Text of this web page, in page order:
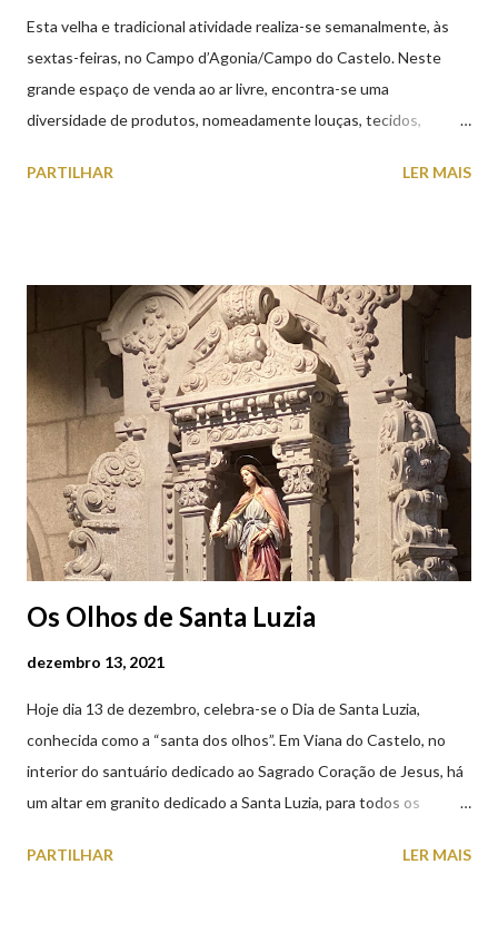
Esta velha e tradicional atividade realiza-se semanalmente, às
sextas-feiras, no Campo d’Agonia/Campo do Castelo. Neste
grande espaço de venda ao ar livre, encontra-se uma
diversidade de produtos, nomeadamente louças, tecidos,
cobres entre muitos outros. Horário de funcionamento | Verão
(2019.10.25) Feira Semanal em Viana do Castelo (2019.10.25)
Feira Semanal em Viana do Castelo (2019.10.25) Feira Semanal
em Viana do Castelo (2019.10.25) Feira Semanal em Viana do
Castelo (2019.10.25) Feira Semanal em Viana do Castelo
(2019.10.25)
PARTILHAR LER MAIS
Os Olhos de Santa Luzia
dezembro 13, 2021
Hoje dia 13 de dezembro, celebra-se o Dia de Santa Luzia,
conhecida como a “santa dos olhos”. Em Viana do Castelo, no
interior do santuário dedicado ao Sagrado Coração de Jesus, há
um altar em granito dedicado a Santa Luzia, para todos os
uma capela dedicada a Santa Luzia construída no cimo do monte
PARTILHAR LER MAIS